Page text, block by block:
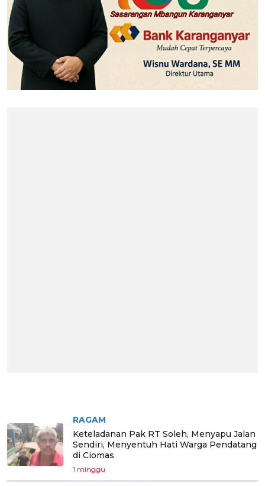
RAGAM
Keteladanan Pak RT Soleh, Menyapu Jalan
Sendiri, Menyentuh Hati Warga Pendatang
di Ciomas
1 minggu